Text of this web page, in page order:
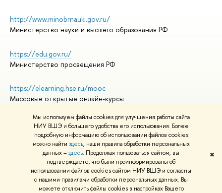
Мы используем файлы cookies для улучшения работы сайта
НИУ ВШЭ и большего удобства его использования. Более
подробную информацию об использовании файлов cookies
можно найти здесь, наши правила обработки персональных
данных –здесь. Продолжая пользоваться сайтом, вы
подтверждаете, что были проинформированы об
использовании файлов cookies сайтом НИУ ВШЭ и согласны
с нашими правилами обработки персональных данных. Вы
можете отключить файлы cookies в настройках Вашего
✖
http://www.minobrnauki.gov.ru/
Министерство науки и высшего образования РФ
https://edu.gov.ru/
Министерство просвещения РФ
https://elearning.hse.ru/mooc
Массовые открытые онлайн-курсы
© НИУ ВШЭ 1993–2026
Адреса и контакты
Условия использования материалов
Политика конфиденциальности
Правила применения рекомендательных технологий в НИУ ВШЭ
Карта сайта